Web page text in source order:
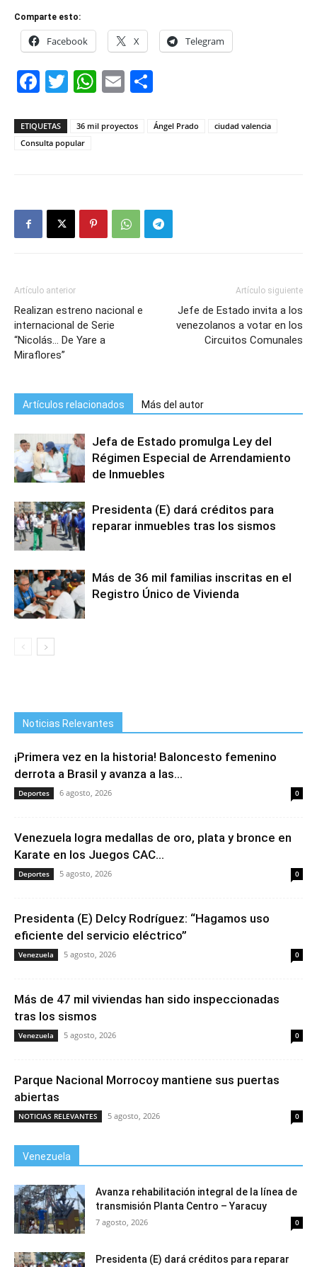
Comparte esto:
Facebook X Telegram
Facebook
Twitter
WhatsApp
Email
ETIQUETAS 36 mil proyectos Ángel Prado
ciudad valencia
Consulta popular
Artículo anterior
Realizan estreno nacional e
internacional de Serie
“Nicolás… De Yare a
Miraflores”
Artículo siguiente
Jefe de Estado invita a los
venezolanos a votar en los
Circuitos Comunales
Artículos relacionados Más del autor
Jefa de Estado promulga Ley del
Régimen Especial de Arrendamiento
de Inmuebles
Presidenta (E) dará créditos para
reparar inmuebles tras los sismos
Más de 36 mil familias inscritas en el
Registro Único de Vivienda
Noticias Relevantes
¡Primera vez en la historia! Baloncesto femenino
derrota a Brasil y avanza a las...
Deportes 6 agosto, 2026 0
Venezuela logra medallas de oro, plata y bronce en
Karate en los Juegos CAC...
Deportes 5 agosto, 2026 0
Presidenta (E) Delcy Rodríguez: “Hagamos uso
eficiente del servicio eléctrico”
Venezuela 5 agosto, 2026 0
Más de 47 mil viviendas han sido inspeccionadas
tras los sismos
Venezuela 5 agosto, 2026 0
Parque Nacional Morrocoy mantiene sus puertas
abiertas
NOTICIAS RELEVANTES 5 agosto, 2026 0
Venezuela
Avanza rehabilitación integral de la línea de
transmisión Planta Centro – Yaracuy
7 agosto, 2026 0
Presidenta (E) dará créditos para reparar